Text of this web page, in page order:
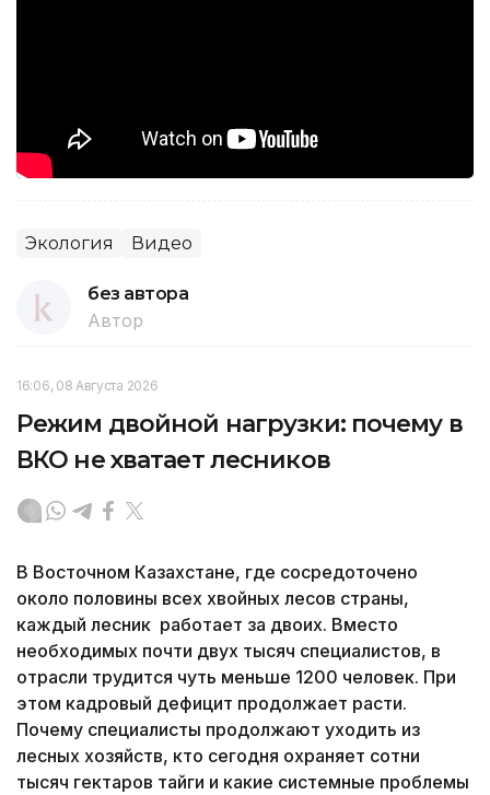
Экология Видео
без автора
Автор
16:06, 08 Августа 2026
Режим двойной нагрузки: почему в
ВКО не хватает лесников
В Восточном Казахстане, где сосредоточено
около половины всех хвойных лесов страны,
каждый лесник работает за двоих. Вместо
необходимых почти двух тысяч специалистов, в
отрасли трудится чуть меньше 1200 человек. При
этом кадровый дефицит продолжает расти.
Почему специалисты продолжают уходить из
лесных хозяйств, кто сегодня охраняет сотни
тысяч гектаров тайги и какие системные проблемы